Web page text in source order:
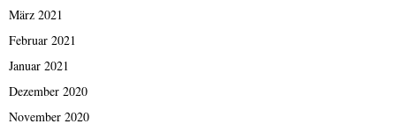
März 2021
Februar 2021
Januar 2021
Dezember 2020
November 2020